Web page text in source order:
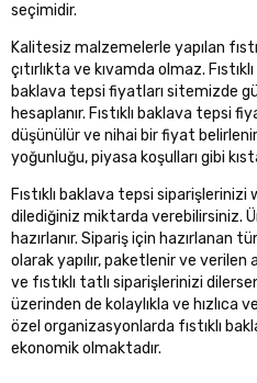
seçimidir.
Kalitesiz malzemelerle yapılan
çıtırlıkta ve kıvamda olmaz.
baklava tepsi fiyatları sitemizde
hesaplanır. Fıstıklı baklava tepsi
düşünülür ve nihai bir fiyat
yoğunluğu, piyasa koşulları gibi
Fıstıklı baklava tepsi
dilediğiniz miktarda verebilirsiniz.
hazırlanır. Sipariş için hazırlanan
olarak yapılır, paketlenir ve verilen
ve fıstıklı tatlı siparişlerinizi
üzerinden de kolaylıkla ve hızlıca
özel organizasyonlarda fıstıklı
ekonomik olmaktadır.